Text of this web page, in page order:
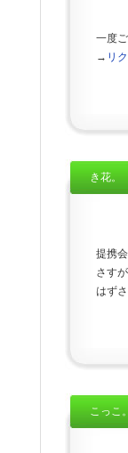
一度
→ リ
き花。
提携
さす
はず
こっこ。